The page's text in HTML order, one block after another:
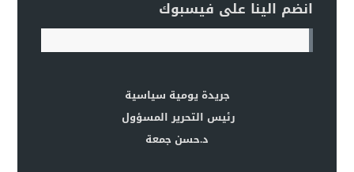
انضم الينا على فيسبوك
جريدة يومية سياسية
رئيس التحرير المسؤول
د.حسن جمعة